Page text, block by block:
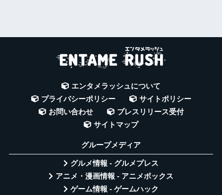
エンタメラッシュについて
プライバシーポリシー
サイトポリシー
お問い合わせ
プレスリリース受付
サイトマップ
グループメディア
グルメ情報 - グルメプレス
アニメ・漫画情報 - アニメボックス
ゲーム情報 - ゲームハック